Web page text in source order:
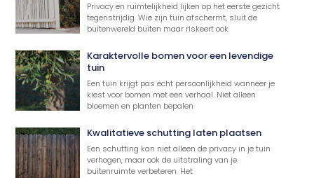
Privacy en ruimtelijkheid lijken op het eerste gezicht
tegenstrijdig. Wie zijn tuin afschermt, sluit de
buitenwereld buiten maar riskeert ook
Karaktervolle bomen voor een levendige
tuin
Een tuin krijgt pas echt persoonlijkheid wanneer je
kiest voor bomen met een verhaal. Niet alleen
bloemen en planten bepalen
Kwalitatieve schutting laten plaatsen
Een schutting kan niet alleen de privacy in je tuin
verhogen, maar ook de uitstraling van je
buitenruimte verbeteren. Het